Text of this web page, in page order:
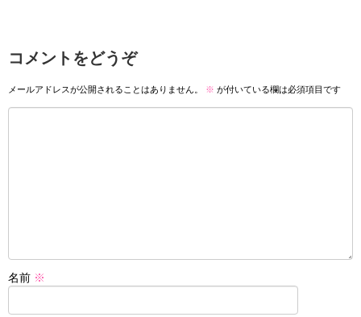
コメントをどうぞ
メールアドレスが公開されることはありません。 ※ が付いている欄は必須項目です
名前 ※